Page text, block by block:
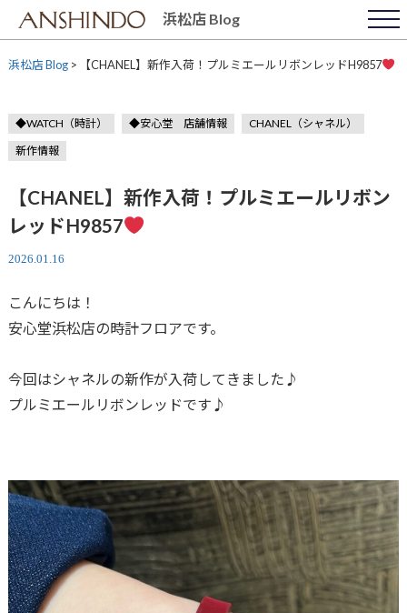
content
浜松店 Blog
浜松店 Blog> 【CHANEL】新作入荷！プルミエールリボンレッドH9857
◆WATCH（時計） ◆安心堂 店舗情報
CHANEL（シャネル）
新作情報
【CHANEL】新作入荷！プルミエールリボン
レッドH9857
2026.01.16
こんにちは！
安心堂浜松店の時計フロアです。
今回はシャネルの新作が入荷してきました♪
プルミエールリボンレッドです♪